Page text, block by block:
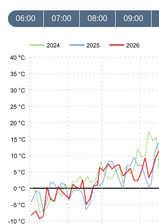
06:00 07:00 08:00 09:00